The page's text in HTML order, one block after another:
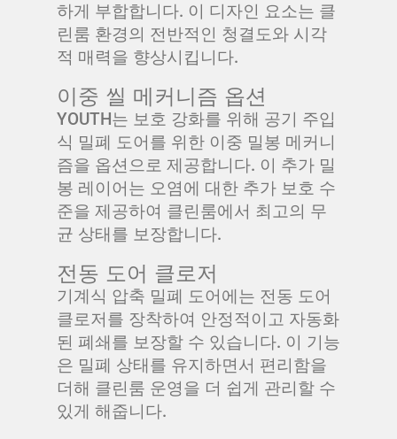
하게 부합합니다. 이 디자인 요소는 클
린룸 환경의 전반적인 청결도와 시각
적 매력을 향상시킵니다.
이중 씰 메커니즘 옵션
YOUTH는 보호 강화를 위해 공기 주입
식 밀폐 도어를 위한 이중 밀봉 메커니
즘을 옵션으로 제공합니다. 이 추가 밀
봉 레이어는 오염에 대한 추가 보호 수
준을 제공하여 클린룸에서 최고의 무
균 상태를 보장합니다.
전동 도어 클로저
기계식 압축 밀폐 도어에는 전동 도어
클로저를 장착하여 안정적이고 자동화
된 폐쇄를 보장할 수 있습니다. 이 기능
은 밀폐 상태를 유지하면서 편리함을
더해 클린룸 운영을 더 쉽게 관리할 수
있게 해줍니다.